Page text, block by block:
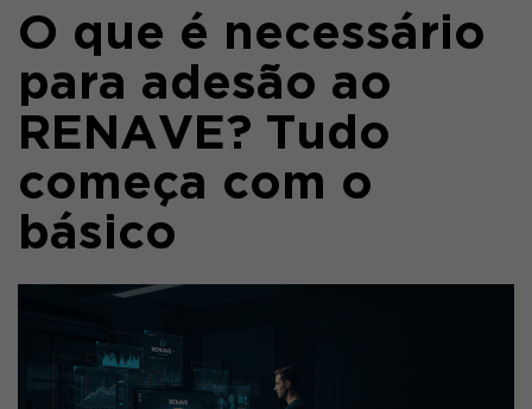
O que é necessário
para adesão ao
RENAVE? Tudo
começa com o
básico